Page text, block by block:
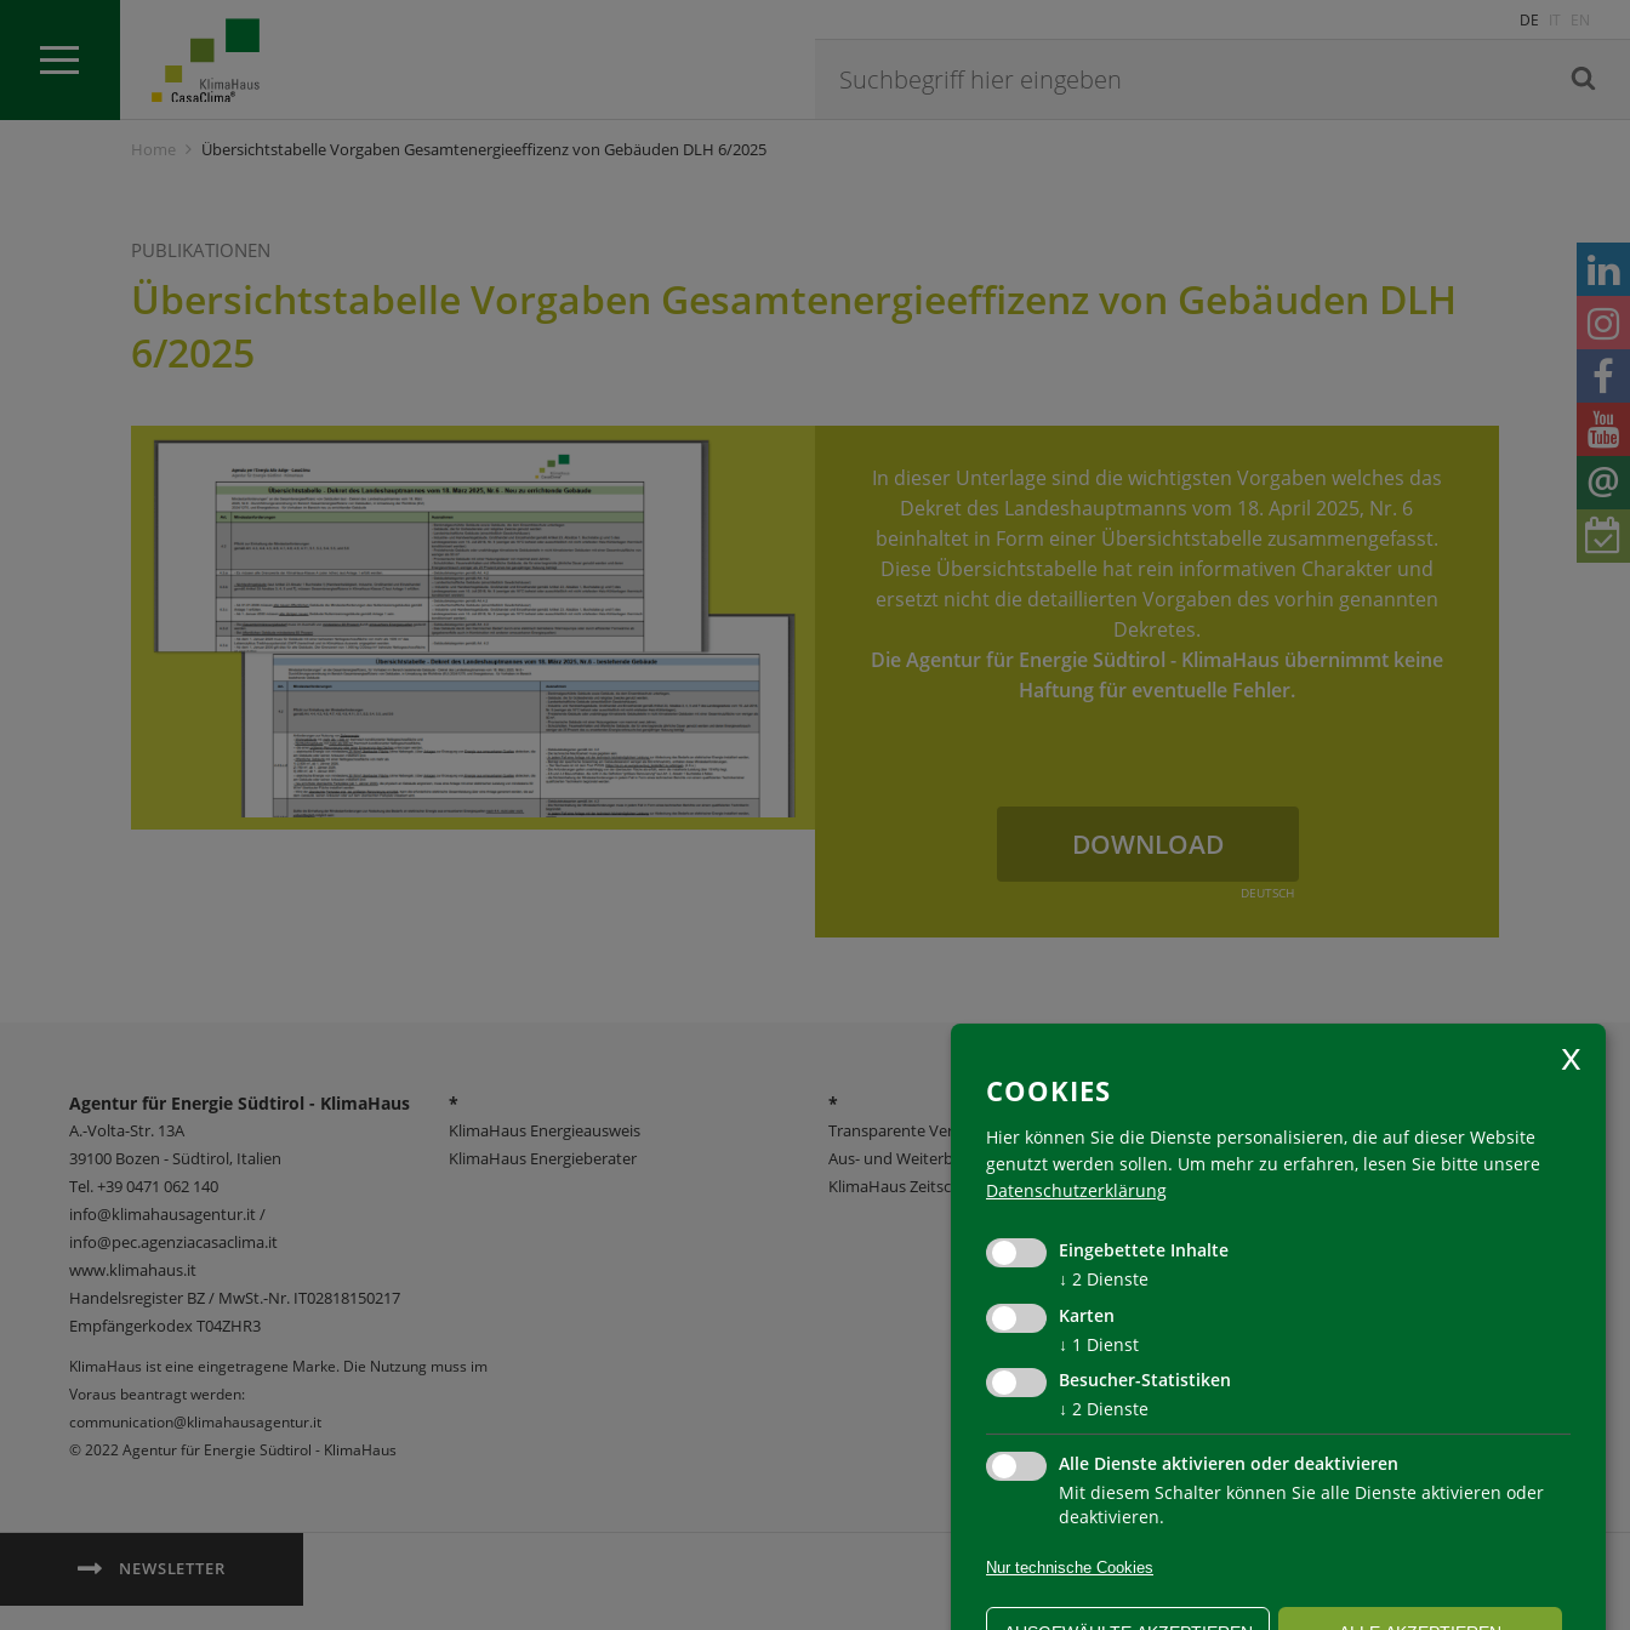
DE IT EN
Home Übersichtstabelle Vorgaben Gesamtenergieeffizenz von Gebäuden DLH 6/2025
PUBLIKATIONEN
Übersichtstabelle Vorgaben Gesamtenergieeffizenz von Gebäuden DLH
6/2025
In dieser Unterlage sind die wichtigsten Vorgaben welches das
Dekret des Landeshauptmanns vom 18. April 2025, Nr. 6
beinhaltet in Form einer Übersichtstabelle zusammengefasst.
Diese Übersichtstabelle hat rein informativen Charakter und
ersetzt nicht die detaillierten Vorgaben des vorhin genannten
Dekretes.
Die Agentur für Energie Südtirol - KlimaHaus übernimmt keine
Haftung für eventuelle Fehler.
DOWNLOAD
DEUTSCH
Agentur für Energie Südtirol - KlimaHaus
A.-Volta-Str. 13A
39100 Bozen - Südtirol, Italien
Tel.+39 0471 062 140
info@klimahausagentur.it /
info@pec.agenziacasaclima.it
www.klimahaus.it
Handelsregister BZ / MwSt.-Nr. IT02818150217
Empfängerkodex T04ZHR3
*
KlimaHaus Energieausweis
KlimaHaus Energieberater
*
Transparente Verwaltung
Aus- und Weiterbildung
KlimaHaus Zeitschriften
KlimaHaus ist eine eingetragene Marke. Die Nutzung muss im
Voraus beantragt werden:
communication@klimahausagentur.it
© 2022 Agentur für Energie Südtirol - KlimaHaus
NEWSLETTER
COOKIES
Hier können Sie die Dienste personalisieren, die auf dieser Website
genutzt werden sollen. Um mehr zu erfahren, lesen Sie bitte unsere
Datenschutzerklärung
Eingebettete Inhalte
↓ 2 Dienste
Karten
↓ 1 Dienst
Besucher-Statistiken
↓ 2 Dienste
Alle Dienste aktivieren oder deaktivieren
Mit diesem Schalter können Sie alle Dienste aktivieren oder
deaktivieren.
Nur technische Cookies